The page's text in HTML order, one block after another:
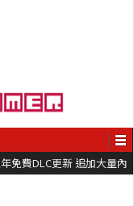
免費DLC更新 追加大量內